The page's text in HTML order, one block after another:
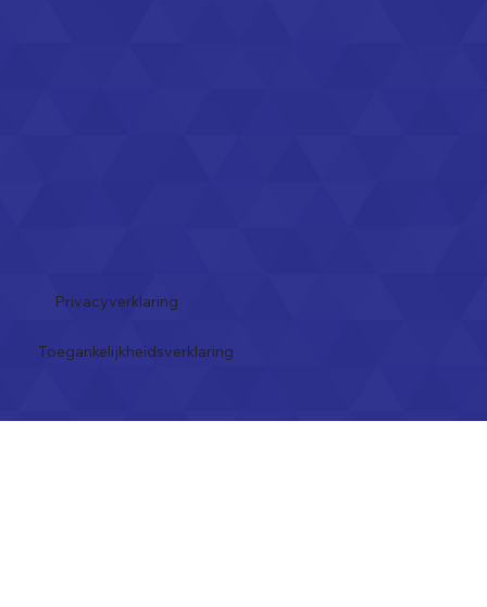
Privacyverklaring
Toegankelijkheidsverklaring